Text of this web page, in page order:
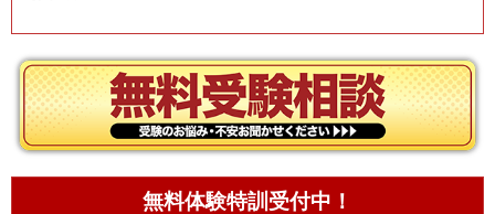
無料体験特訓受付中！